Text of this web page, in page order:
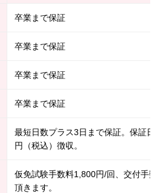
卒業まで保証
卒業まで保証
卒業まで保証
卒業まで保証
最短日数プラス3日まで保証。保証日
円（税込）徴収。
仮免試験手数料1,800円/回、交付手数
頂きます。